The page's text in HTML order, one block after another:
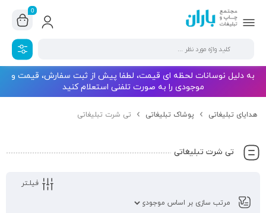
0
به دلیل نوسانات لحظه ای قیمت، لطفا پیش از ثبت سفارش، قیمت و
موجودی را به صورت تلفنی استعلام کنید
هدایای تبلیغاتی پوشاک تبلیغاتی تی شرت تبلیغاتی
تی شرت تبلیغاتی
فیلـتر